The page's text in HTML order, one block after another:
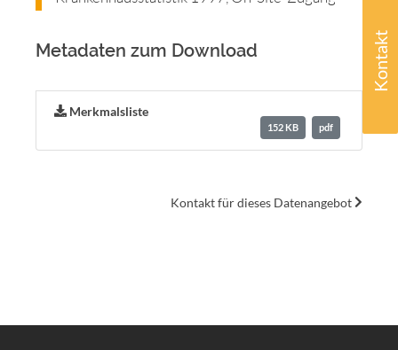
Kontakt
Metadaten zum Download
Merkmalsliste
152 KB pdf
Kontakt für dieses Datenangebot